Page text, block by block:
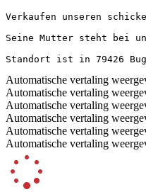
Verkaufen unseren
Seine Mutter steht bei
Standort ist in 79426
Automatische vertaling
Automatische vertaling
Automatische vertaling
Automatische vertaling
Automatische vertaling
Automatische vertaling